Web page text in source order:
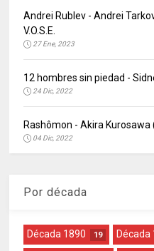
Andrei Rublev - Andrei
V.O.S.E.
27 Ene, 2023
12 hombres sin piedad -
24 Dic, 2022
Rashômon - Akira
04 Dic, 2022
Por década
Década 1890 19 Década